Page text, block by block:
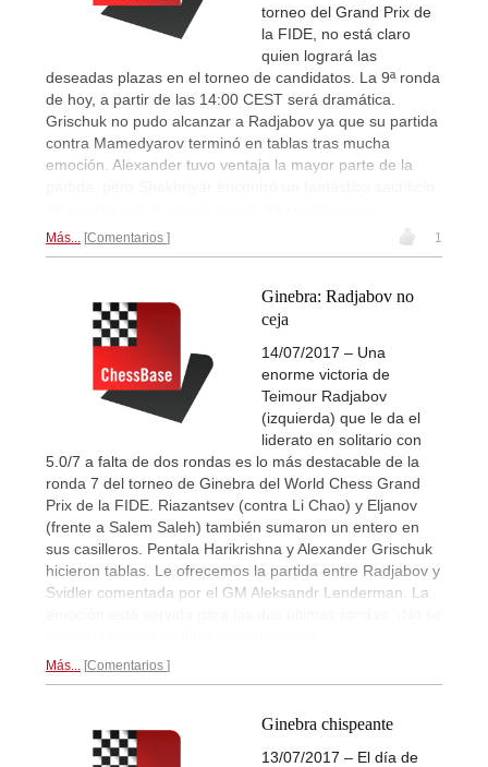
torneo del Grand Prix de
la FIDE, no está claro
quien logrará las
deseadas plazas en el torneo de candidatos. La 9ª ronda
de hoy, a partir de las 14:00 CEST será dramática.
Grischuk no pudo alcanzar a Radjabov ya que su partida
contra Mamedyarov terminó en tablas tras mucha
emoción. Alexander tuvo ventaja la mayor parte de la
Más... Comentarios 1
Ginebra: Radjabov no
ceja
14/07/2017 – Una
enorme victoria de
Teimour Radjabov
(izquierda) que le da el
liderato en solitario con
5.0/7 a falta de dos rondas es lo más destacable de la
ronda 7 del torneo de Ginebra del World Chess Grand
Prix de la FIDE. Riazantsev (contra Li Chao) y Eljanov
(frente a Salem Saleh) también sumaron un entero en
sus casilleros. Pentala Harikrishna y Alexander Grischuk
hicieron tablas. Le ofrecemos la partida entre Radjabov y
Svidler comentada por el GM Aleksandr Lenderman. La
Más... Comentarios
Ginebra chispeante
13/07/2017 – El día de